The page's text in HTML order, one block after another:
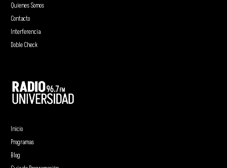
Quienes Somos
Contacto
Interferencia
Doble Check
Inicio
Programas
Blog